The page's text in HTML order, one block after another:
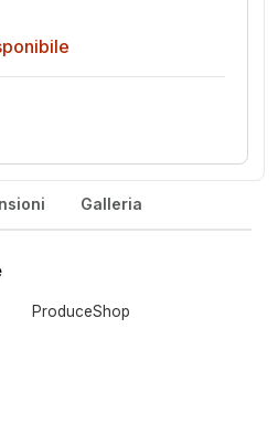
Galleria
ProduceShop